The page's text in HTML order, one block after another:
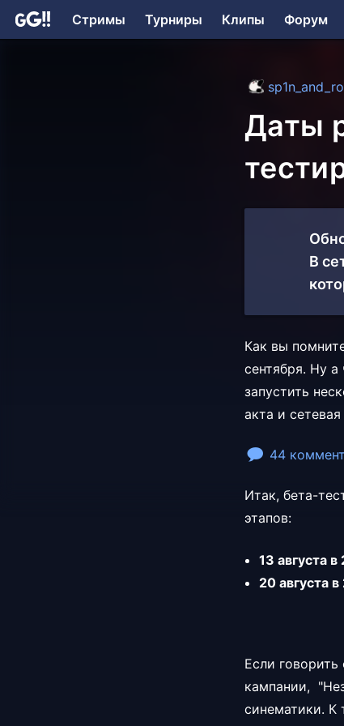
Стримы Турниры Клипы Форум
Даты
В
Как вы
сентября. Ну
запустить
акта и
44
Итак, бета-
этапов:
13 августа
20 августа
Если
кампании,
синематики. К